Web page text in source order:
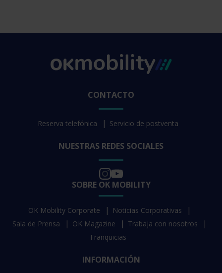
CONTACTO
Reserva telefónica Servicio de postventa
NUESTRAS REDES SOCIALES
SOBRE OK MOBILITY
OK Mobility Corporate
Noticias Corporativas
Sala de Prensa
OK Magazine
Trabaja con nosotros
Franquicias
INFORMACIÓN